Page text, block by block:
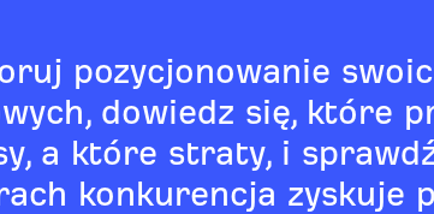
pozycjonowanie
dowiedz się, które
a które straty, i
konkurencja zyskuje